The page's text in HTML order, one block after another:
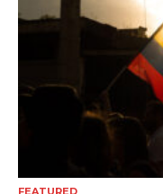
FEATURED